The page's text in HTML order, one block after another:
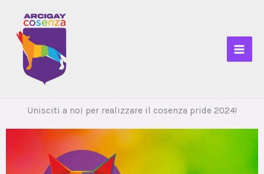
contenuto
Unisciti a noi per realizzare il cosenza pride 2024!